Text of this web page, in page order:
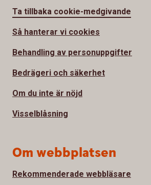
Ta tillbaka cookie-medgivande
Så hanterar vi cookies
Behandling av personuppgifter
Bedrägeri och säkerhet
Om du inte är nöjd
Visselblåsning
Om webbplatsen
Rekommenderade webbläsare